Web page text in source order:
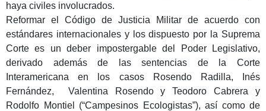
haya civiles involucrados.
Reformar el Código de Justicia Militar de acuerdo con
estándares internacionales y los dispuesto por la Suprema
Corte es un deber impostergable del Poder Legislativo,
derivado además de las sentencias de la Corte
Interamericana en los casos Rosendo Radilla,
Inés
Fernández, Valentina Rosendo y Teodoro Cabrera y
Rodolfo Montiel (“Campesinos Ecologistas”), así como de